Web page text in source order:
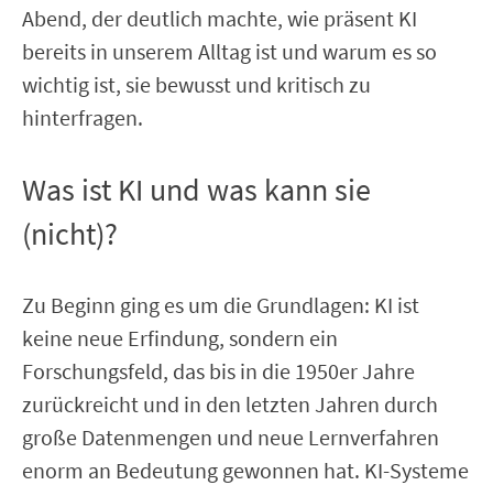
Abend, der deutlich machte, wie präsent KI
bereits in unserem Alltag ist und warum es so
wichtig ist, sie bewusst und kritisch zu
hinterfragen.
Was ist KI und was kann sie
(nicht)?
Zu Beginn ging es um die Grundlagen: KI ist
keine neue Erfindung, sondern ein
Forschungsfeld, das bis in die 1950er Jahre
zurückreicht und in den letzten Jahren durch
große Datenmengen und neue Lernverfahren
enorm an Bedeutung gewonnen hat. KI-Systeme